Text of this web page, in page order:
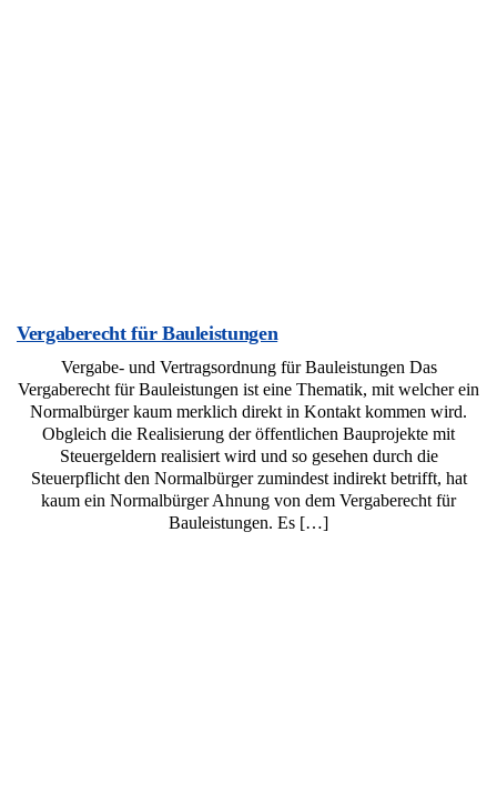
Vergaberecht für Bauleistungen
Vergabe- und Vertragsordnung für Bauleistungen Das
Vergaberecht für Bauleistungen ist eine Thematik, mit welcher ein
Normalbürger kaum merklich direkt in Kontakt kommen wird.
Obgleich die Realisierung der öffentlichen Bauprojekte mit
Steuergeldern realisiert wird und so gesehen durch die
Steuerpflicht den Normalbürger zumindest indirekt betrifft, hat
kaum ein Normalbürger Ahnung von dem Vergaberecht für
Bauleistungen. Es […]